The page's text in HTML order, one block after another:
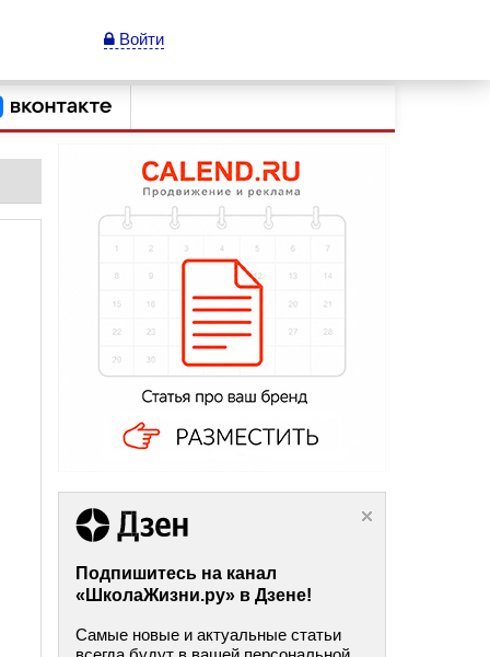
Войти
Подпишитесь на канал
«ШколаЖизни.ру» в Дзене!
Самые новые и актуальные статьи